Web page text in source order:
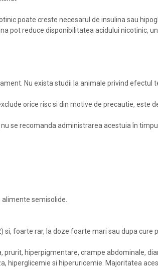
poate creste necesarul de insulina sau
pot reduce disponibilitatea acidului nicotinic,
Nu exista studii la animale privind efectul
orice risc si din motive de precautie, este
se recomanda administrarea acestuia în
semisolide.
foarte rar, la doze foarte mari sau dupa cure
hiperpigmentare, crampe abdominale,
hiperglicemie si hiperuricemie. Majoritatea